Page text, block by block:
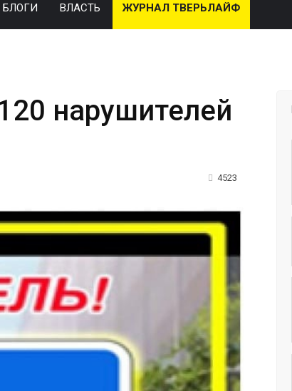
БЛОГИ ВЛАСТЬ ЖУРНАЛ ТВЕРЬЛАЙФ
нарушителей
4523